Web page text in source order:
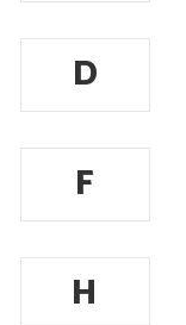
D
F
H